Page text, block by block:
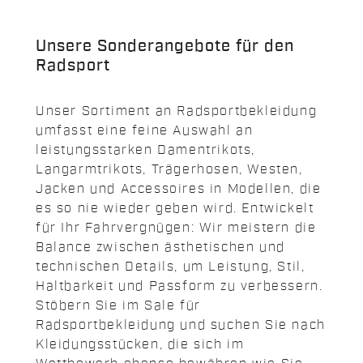
Unsere Sonderangebote für den
Radsport
Unser Sortiment an Radsportbekleidung
umfasst eine feine Auswahl an
leistungsstarken Damentrikots,
Langarmtrikots, Trägerhosen, Westen,
Jacken und Accessoires in Modellen, die
es so nie wieder geben wird. Entwickelt
für Ihr Fahrvergnügen: Wir meistern die
Balance zwischen ästhetischen und
technischen Details, um Leistung, Stil,
Haltbarkeit und Passform zu verbessern.
Stöbern Sie im Sale für
Radsportbekleidung und suchen Sie nach
Kleidungsstücken, die sich im